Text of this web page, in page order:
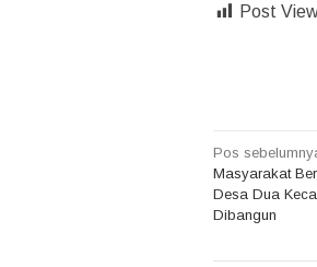
Post
Navigasi
pos
Pos
Masyarakat
Desa Dua
Dibangun